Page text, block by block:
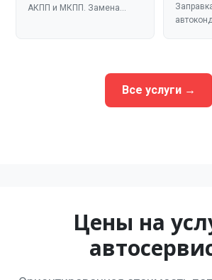
АКПП и МКПП. Замена
Все услуги →
Цены на